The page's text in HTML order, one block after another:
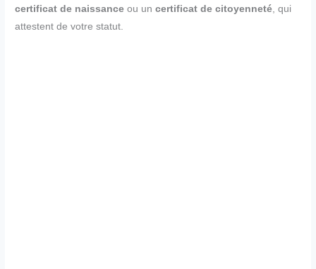
certificat de naissance ou uncertificat de citoyenneté , qui
attestent de votre statut.